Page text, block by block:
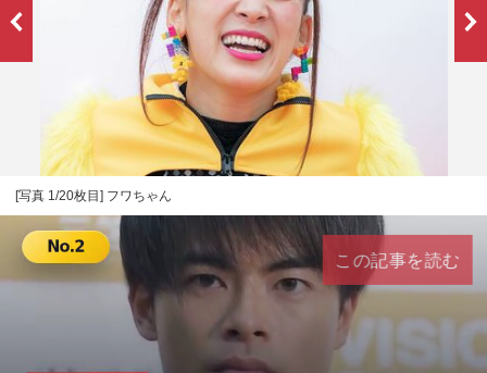
[写真 1/20枚目] フワちゃん
この記事を読む